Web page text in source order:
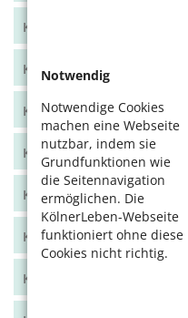
Notwendig
Notwendige Cookies
machen eine Webseite
nutzbar, indem sie
Grundfunktionen wie
die Seitennavigation
ermöglichen. Die
KölnerLeben-Webseite
funktioniert ohne diese
Cookies nicht richtig.
KölnerLeben Feb/März 2021
KölnerLeben Dez 20/Jan 21
KölnerLeben Okt/Nov 2020
KölnerLeben Aug/Sept 2020
KölnerLeben Juni/Juli 2020
KölnerLeben April/Mai 2020
KölnerLeben Feb/März 2020